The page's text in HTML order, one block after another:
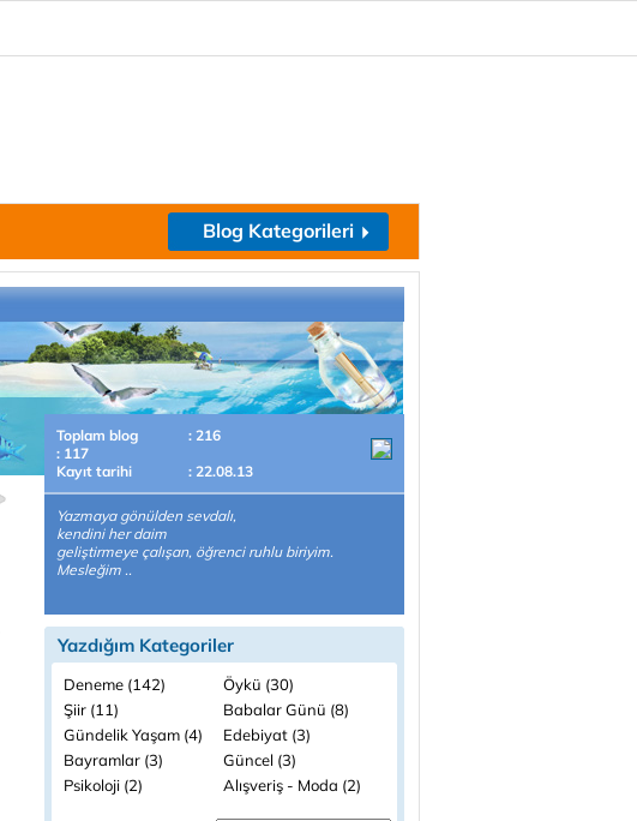
Blog Kategorileri
Toplam blog
: 216
: 117
Kayıt tarihi
: 22.08.13
Yazmaya gönülden sevdalı,
kendini her daim
geliştirmeye çalışan, öğrenci ruhlu biriyim.
Mesleğim ..
Yazdığım Kategoriler
Deneme (142)
Öykü (30)
Şiir (11)
Babalar Günü (8)
Gündelik Yaşam (4)
Edebiyat (3)
Bayramlar (3)
Güncel (3)
Psikoloji (2)
Alışveriş - Moda (2)